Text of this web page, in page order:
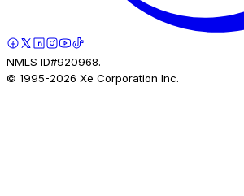
NMLS ID#920968.
© 1995-2026 Xe Corporation Inc.